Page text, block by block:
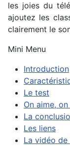
les joies du
ajoutez les
clairement le
Mini Menu
Introduction
Le test
On aime,
La
Les liens
La vidéo